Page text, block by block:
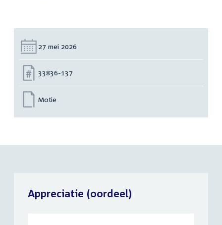
Datum:
27 mei 2026
Nummer:
33836-137
Motie
Appreciatie (oordeel)